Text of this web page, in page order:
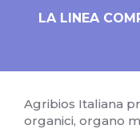
LA LINEA
Agribios Italiana
organici, organo